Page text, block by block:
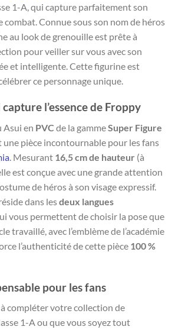
1-A, qui capture parfaitement son
combat. Connue sous son nom de héros
au look de grenouille est prête à
pour veiller sur vous avec son
et intelligente. Cette figurine est
ce personnage unique.
l’essence de Froppy
Asui en PVC de la gammeSuper Figure
une pièce incontournable pour les fans
. Mesurant 16,5 cm de hauteur (à
est conçue avec une grande attention
de héros à son visage expressif.
dans lesdeux langues
vous permettent de choisir la pose que
travaillé, avec l’emblème de l’académie
l’authenticité de cette pièce 100 %
pour les fans
compléter votre collection de
1-A ou que vous soyez tout